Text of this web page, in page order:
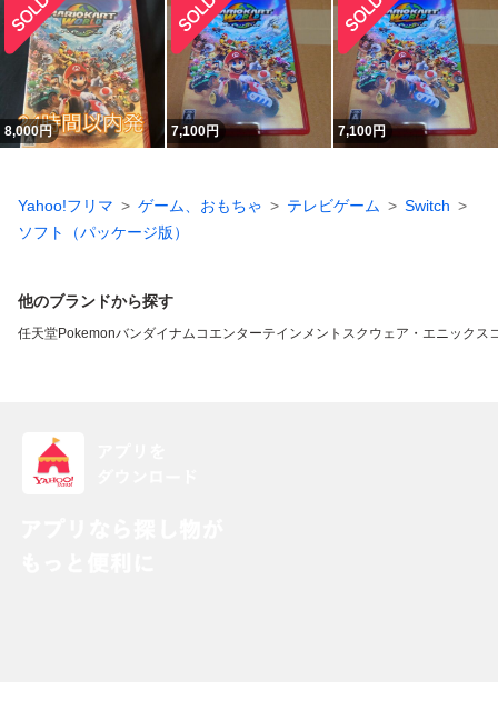
8,000円 7,100円 7,100円
Yahoo!フリマ ゲーム、おもちゃ テレビゲーム
Switch
ソフト（パッケージ版）
他のブランドから探す
任天堂Pokemonバンダイナムコエンターテインメント スクウェア・エニックス